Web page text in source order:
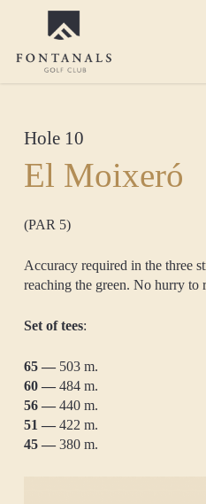
content
Hole 10
El Moixeró
(PAR 5)
Accuracy required in the three
reaching the green. No hurry to
Set of tees:
65 — 503 m.
60 — 484 m.
56 — 440 m.
51 — 422 m.
45 — 380 m.